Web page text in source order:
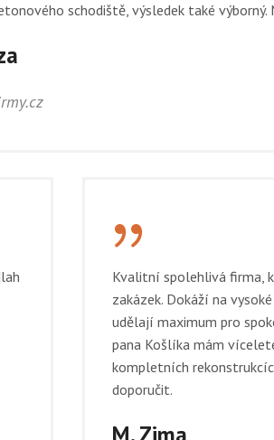
schodiště, výsledek také výborný.
{
Kvalitní spolehlivá firma,
zakázek. Dokáží na
udělají maximum pro
pana Košlíka mám
kompletních
doporučit.